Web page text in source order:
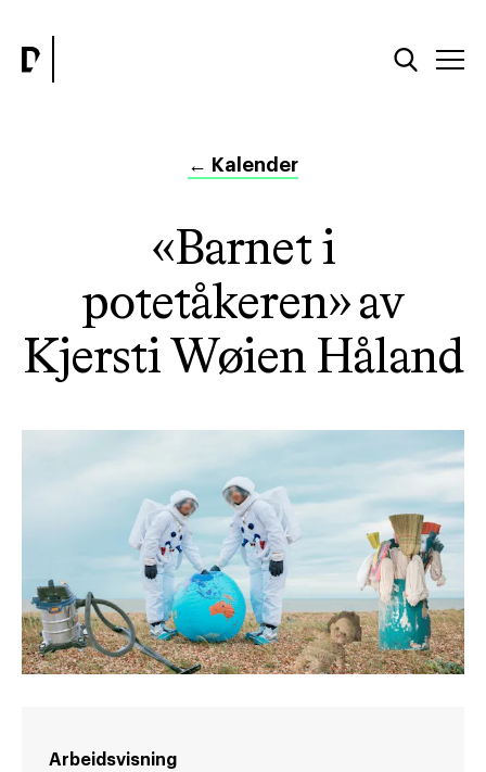
← Kalender
«Barnet i
potetåkeren» av
Kjersti Wøien Håland
Arbeidsvisning